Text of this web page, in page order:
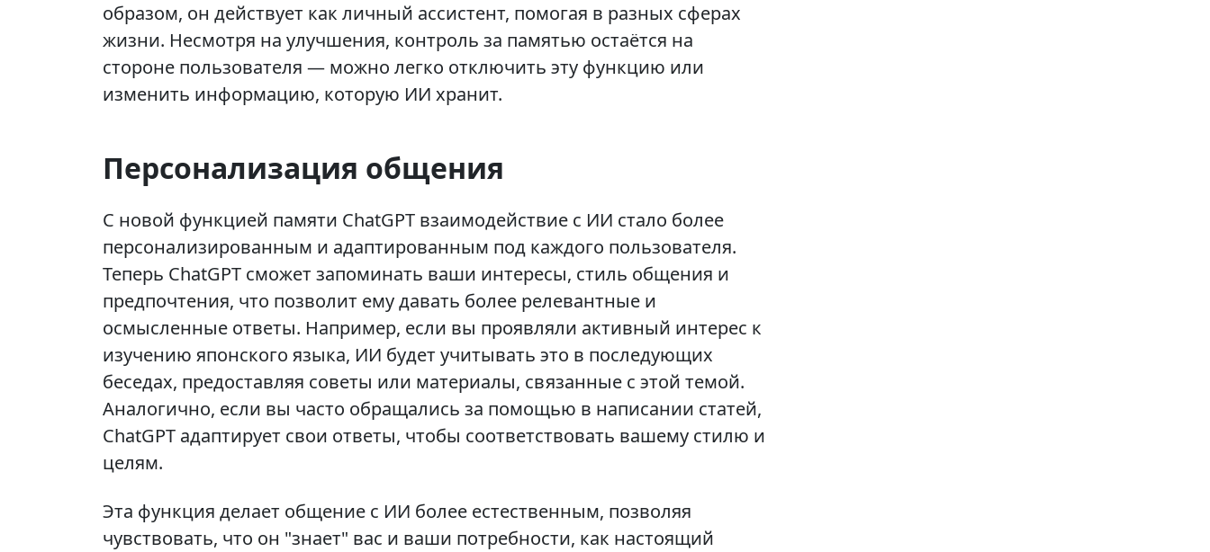
образом, он действует как личный ассистент, помогая в разных сферах
жизни. Несмотря на улучшения, контроль за памятью остаётся на
стороне пользователя — можно легко отключить эту функцию или
изменить информацию, которую ИИ хранит.
Персонализация общения
С новой функцией памяти ChatGPT взаимодействие с ИИ стало более
персонализированным и адаптированным под каждого пользователя.
Теперь ChatGPT сможет запоминать ваши интересы, стиль общения и
предпочтения, что позволит ему давать более релевантные и
осмысленные ответы. Например, если вы проявляли активный интерес к
изучению японского языка, ИИ будет учитывать это в последующих
беседах, предоставляя советы или материалы, связанные с этой темой.
Аналогично, если вы часто обращались за помощью в написании статей,
ChatGPT адаптирует свои ответы, чтобы соответствовать вашему стилю и
целям.
Эта функция делает общение с ИИ более естественным, позволяя
чувствовать, что он "знает" вас и ваши потребности, как настоящий